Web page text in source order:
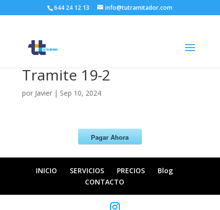
644 24 12 13 info@tutramitador.com
Tramite 19-2
por Javier| Sep 10, 2024
Pagar Ahora
INICIO SERVICIOS PRECIOS
Blog
CONTACTO